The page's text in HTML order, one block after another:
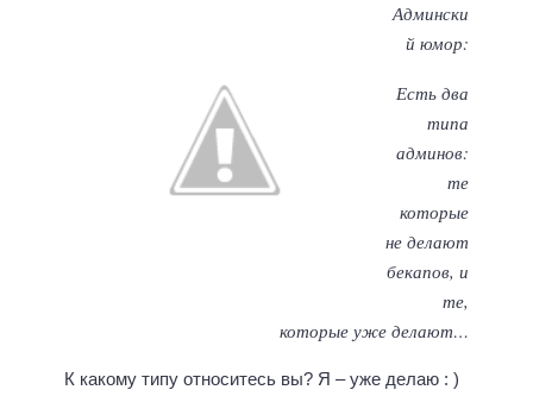
Админски
й юмор:
Есть два
типа
админов:
те
которые
не делают
бекапов, и
те,
которые уже делают…
К какому типу относитесь вы? Я – уже делаю : )